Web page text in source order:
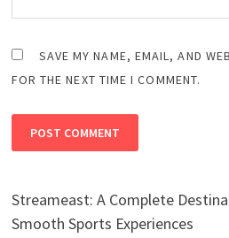
SAVE MY NAME, EMAIL, AND
FOR THE NEXT TIME I COMMENT.
Streameast: A Complete
Smooth Sports Experiences